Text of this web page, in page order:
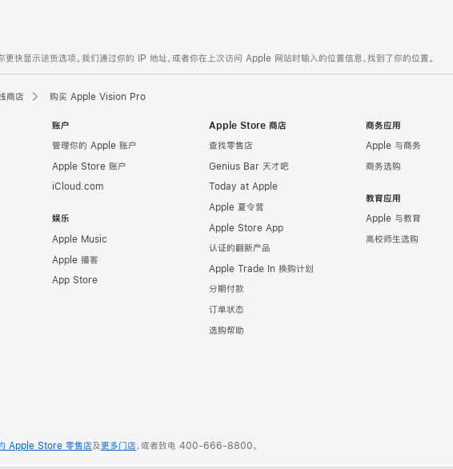
更快显示送货选项。我们通过你的 IP 地址，或者你在上次访问 Apple 网站时输入的位置信息，找到了你的位置。
商店 购买 Apple Vision Pro
账户
管理你的 Apple 账户
Apple Store 账户
iCloud.com
娱乐
Apple Music
Apple 播客
App Store
Apple Store 商店
查找零售店
Genius Bar 天才吧
Today at Apple
Apple 夏令营
Apple Store App
认证的翻新产品
Apple Trade In 换购计划
分期付款
订单状态
选购帮助
商务应用
Apple 与商务
商务选购
教育应用
Apple 与教育
高校师生选购
Apple Store 零售店及更多门店，或者致电 400-666-8800。